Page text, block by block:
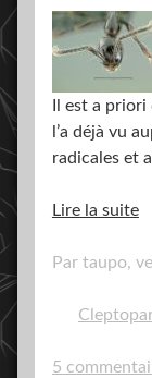
Il est a priori
l’a déjà vu
radicales et
Lire la suite
Par taupo,
5